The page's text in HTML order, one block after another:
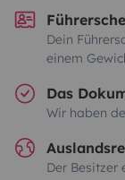
Dein
einem
Das
Wir haben
Der Besitzer